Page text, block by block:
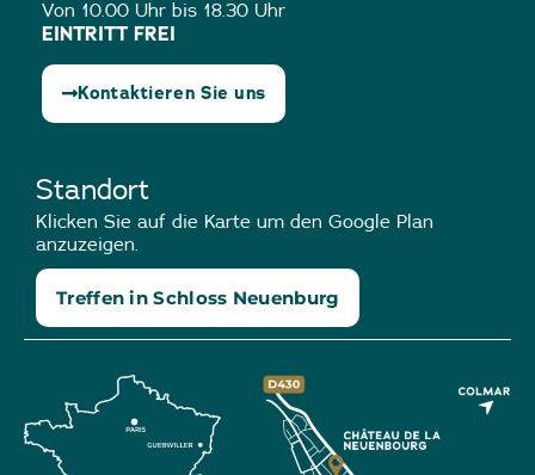
Von 10.00 Uhr bis 18.30 Uhr
EINTRITT FREI
Kontaktieren Sie uns
Standort
Klicken Sie auf die Karte um den Google Plan
anzuzeigen.
Treffen in Schloss Neuenburg